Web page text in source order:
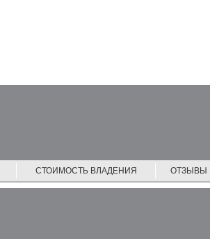
СТОИМОСТЬ ВЛАДЕНИЯ ОТЗЫВЫ